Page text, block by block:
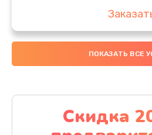
Замена
1600 руб.
Замена
1130 руб.
ПОКАЗАТЬ ВСЕ
Скидка